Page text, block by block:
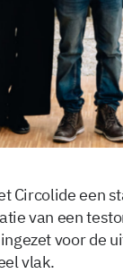
Circolide een
van een
voor de
vlak.